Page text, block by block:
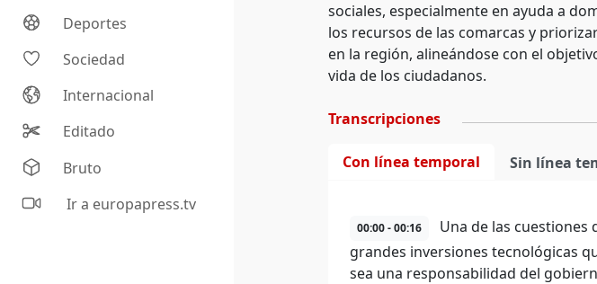
Deportes
Sociedad
Internacional
Editado
Bruto
Ir a europapress.tv
sociales, especialmente en ayuda a
los recursos de las comarcas y
en la región, alineándose con el
vida de los ciudadanos.
Transcripciones
Con línea temporal Sin línea
00:00 - 00:16
Una de las cuestiones
grandes inversiones tecnológicas
sea una responsabilidad del